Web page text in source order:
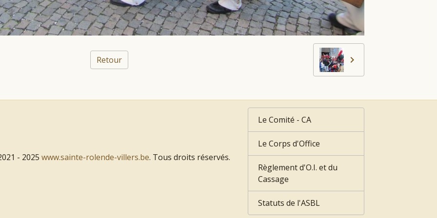
Retour
- 2025 www.sainte-rolende-villers.be. Tous droits réservés.
Le Comité - CA
Le Corps d'Office
Règlement d'O.I. et du
Cassage
Statuts de l'ASBL